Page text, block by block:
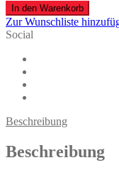
In den Warenkorb
Zur Wunschliste
Social
Beschreibung
Beschreibung